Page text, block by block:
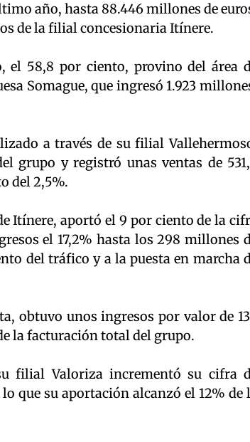
año, hasta 88.446 millones de
de la filial concesionaria Itínere.
58,8 por ciento, provino del área
Somague, que ingresó 1.923
a través de su filial
grupo y registró unas ventas de
del 2,5%.
Itínere, aportó el 9 por ciento de la
el 17,2% hasta los 298 millones
del tráfico y a la puesta en marcha
obtuvo unos ingresos por valor de
la facturación total del grupo.
filial Valoriza incrementó su cifra
que su aportación alcanzó el 12% de